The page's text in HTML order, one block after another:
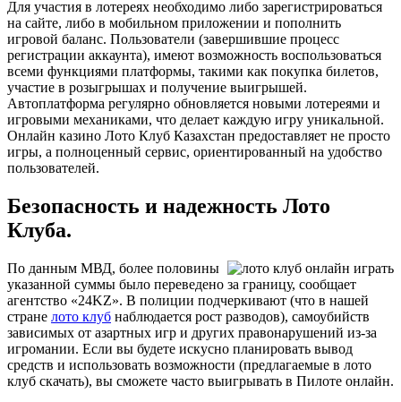
Для участия в лотереях необходимо либо зарегистрироваться
на сайте, либо в мобильном приложении и пополнить
игровой баланс. Пользователи (завершившие процесс
регистрации аккаунта), имеют возможность воспользоваться
всеми функциями платформы, такими как покупка билетов,
участие в розыгрышах и получение выигрышей.
Автоплатформа регулярно обновляется новыми лотереями и
игровыми механиками, что делает каждую игру уникальной.
Онлайн казино Лото Клуб Казахстан предоставляет не просто
игры, а полноценный сервис, ориентированный на удобство
пользователей.
Безопасность и надежность Лото
Клуба.
По данным МВД, более половины
указанной суммы было переведено за границу, сообщает
агентство «24KZ». В полиции подчеркивают (что в нашей
стране лото клуб наблюдается рост разводов), самоубийств
зависимых от азартных игр и других правонарушений из-за
игромании. Если вы будете искусно планировать вывод
средств и использовать возможности (предлагаемые в лото
клуб скачать), вы сможете часто выигрывать в Пилоте онлайн.